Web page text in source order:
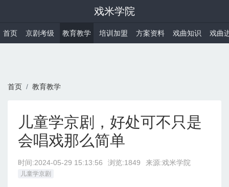
戏米学院
首页 京剧考级 教育教学 培训加盟 方案资料 戏曲知识 戏曲
首页 教育教学
儿童学京剧，好处可不只是
会唱戏那么简单
时间:2024-05-29 15:13:56 浏览:1849 来源:戏米学院
儿童学京剧